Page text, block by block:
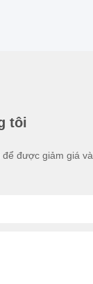
tôi
được giảm giá và